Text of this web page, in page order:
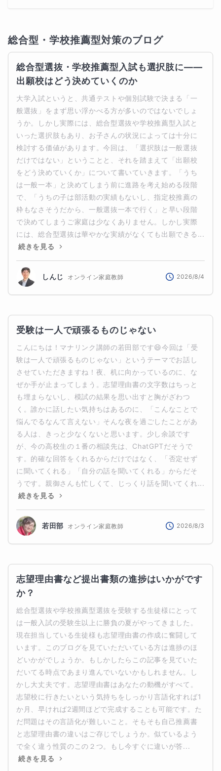
総合型・学校推薦型対策のブログ
総合型選抜・学校推薦型入試も選択肢に――
出願校はどう決めていくのか
大学入試というと、共通テストや個別試験で決まる「一
般選抜」をまず思い浮かべる方が多いのではないでしょ
うか。しかし実際には、総合型選抜や学校推薦型入試と
いった選択肢もあり、お子さんの状況によっては十分に
検討する価値があります。今回は、「選択肢は一般選抜
だけではない」ということと、それを踏まえて「出願校
をどう決めていくか」について書いていきます。「うち
は一般一本」と決めてしまう前に進路を考え始める段階
で、「うちの子は部活動の実績もないし、指定校推薦の
枠もなさそうだから、一般選抜一本で行く」と早い段階
で決めてしまうご家庭は少なくありません。しかし実際
には、総合型選抜は華やかな実績がなくても出願できる...
続きを見る
しんじ オンライン家庭教師 2026/8/4
受験は一人で頑張るものじゃない
こんにちは！マナリンク講師の若田部です😄今回は「受
験は一人で頑張るものじゃない」というテーマでお話し
させていただきますね！夜、机に向かっているのに、な
ぜか手が止まってしまう。志望理由書の文字数はちっと
も埋まらないし、模試の結果を思い出すと胸がざわつ
く。誰かに話したい気持ちはあるのに、「こんなことで
悩んでるなんて言えない」そんな夜を過ごしたことがあ
る人は、きっと少なくないと思います。少し余談です
が、今の高校生の１番の相談先は、ChatGPTだそうで
す。的確な回答をくれるからだけではなく、「否定せず
に聞いてくれる」「自分の話を聞いてくれる」からだそ
うです。親御さんも忙しくて、じっくり話を聞いてくれ...
続きを見る
若田部 オンライン家庭教師 2026/8/3
志望理由書など提出書類の進捗はいかがです
か？
総合型選抜や学校推薦型選抜を受験する生徒様にとって
は一般入試の受験生以上に勝負の夏がやってきました。
現在担当している生徒様も志望理由書の作成に奮闘して
います。このブログを見ていただいている方は進捗のほ
どいかがでしょうか。もしかしたらこの記事を見ていた
だいてる時点であまり進んでいないかもしれません。し
かし大丈夫です。志望理由書はあなたの動機がすべて。
志望校に行きたいという気持ちをしっかり言語化すれば1
か月、早ければ2週間ほどで完成することも可能です。た
だ問題はその言語化が難しいこと。そもそも自己推薦書
と志望理由書の違いはご存じでしょうか。似ているよう
で全く違う性質のこの２つ。もし今すぐに違いが答...
続きを見る